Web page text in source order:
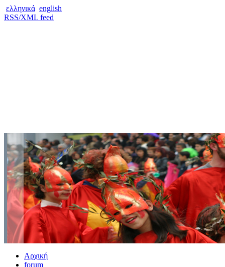
ελληνικά english
RSS/XML feed
Αρχική
forum